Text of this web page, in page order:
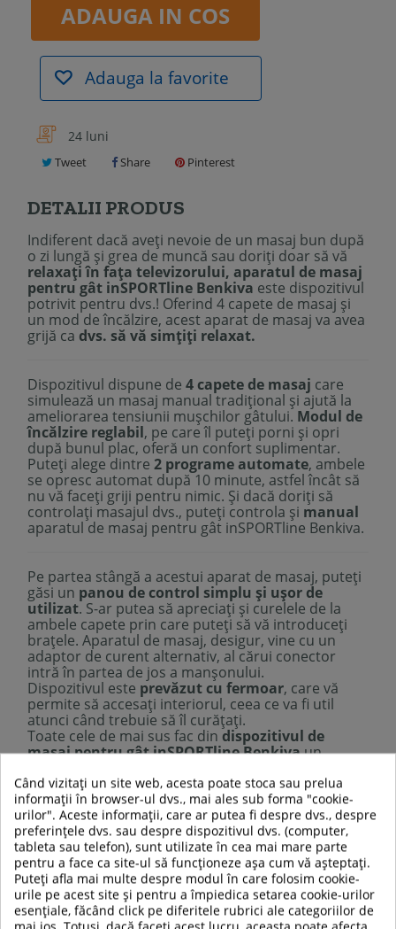
ADAUGA IN COS
Adauga la favorite
24 luni
Tweet Share Pinterest
DETALII PRODUS
Indiferent dacă aveți nevoie de un masaj bun după
o zi lungă și grea de muncă sau doriți doar să vă
relaxați în fața televizorului, aparatul de masaj
pentru gât inSPORTline Benkiva este dispozitivul
potrivit pentru dvs.! Oferind 4 capete de masaj și
un mod de încălzire, acest aparat de masaj va avea
grijă ca dvs. să vă simţiţi relaxat.
Dispozitivul dispune de 4 capete de masaj care
simulează un masaj manual tradițional și ajută la
ameliorarea tensiunii mușchilor gâtului. Modul de
încălzire reglabil, pe care îl puteți porni și opri
după bunul plac, oferă un confort suplimentar.
Puteți alege dintre 2 programe automate, ambele
se opresc automat după 10 minute, astfel încât să
nu vă faceți griji pentru nimic. Și dacă doriți să
controlați masajul dvs., puteți controla și manual
aparatul de masaj pentru gât inSPORTline Benkiva.
Pe partea stângă a acestui aparat de masaj, puteți
găsi un panou de control simplu și ușor de
utilizat. S-ar putea să apreciaţi și curelele de la
ambele capete prin care puteți să vă introduceţi
brațele. Aparatul de masaj, desigur, vine cu un
adaptor de curent alternativ, al cărui conector
intră în partea de jos a manșonului.
Dispozitivul este prevăzut cu fermoar, care vă
permite să accesați interiorul, ceea ce va fi util
atunci când trebuie să îl curățați.
Toate cele de mai sus fac din dispozitivul de
masaj pentru gât inSPORTline Benkivaun
ci și la locul de muncă, unde un masaj confortabil
vă oferă ușurare și vă revigorează.
Descriere tehnică:
Dispozitiv de masaj confortabil pentru gât
Ideal pentru relaxare in fata televizorului sau la
birou
4 capete de masaj cu incalzire
Când vizitați un site web, acesta poate stoca sau prelua
informații în browser-ul dvs., mai ales sub forma "cookie-
urilor". Aceste informații, care ar putea fi despre dvs., despre
preferințele dvs. sau despre dispozitivul dvs. (computer,
tableta sau telefon), sunt utilizate în cea mai mare parte
pentru a face ca site-ul să funcționeze așa cum vă așteptați.
Puteți afla mai multe despre modul în care folosim cookie-
urile pe acest site și pentru a împiedica setarea cookie-urilor
esențiale, făcând click pe diferitele rubrici ale categoriilor de